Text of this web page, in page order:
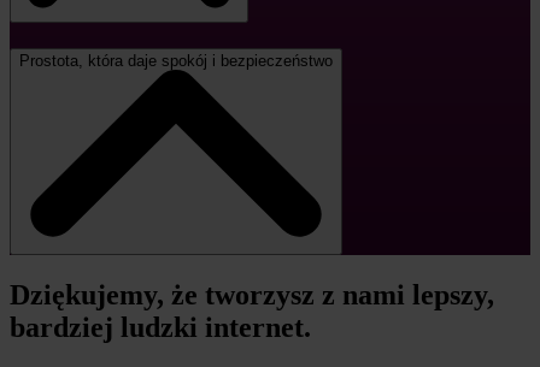
Prostota, która daje spokój i bezpieczeństwo
Dziękujemy, że tworzysz z nami lepszy,
bardziej ludzki internet.